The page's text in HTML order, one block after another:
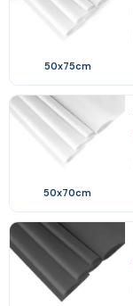
50x75cm
50x70cm